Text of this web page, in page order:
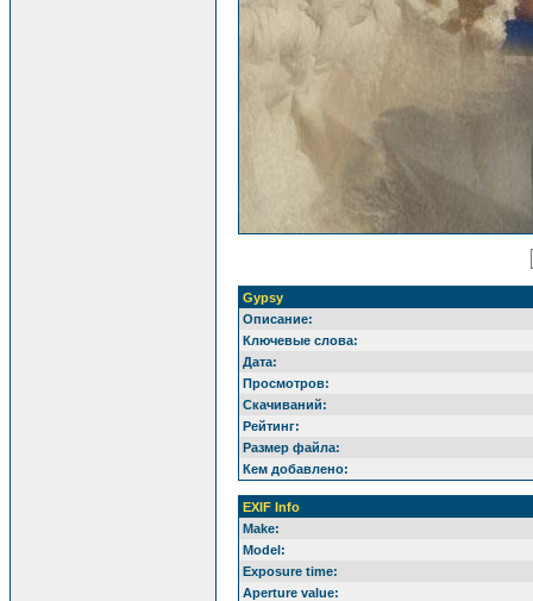
Gypsy
Описание:
Ключевые слова:
Дата:
Просмотров:
Скачиваний:
Рейтинг:
Размер файла:
Кем добавлено:
EXIF Info
Make:
Model:
Exposure time:
Aperture value: